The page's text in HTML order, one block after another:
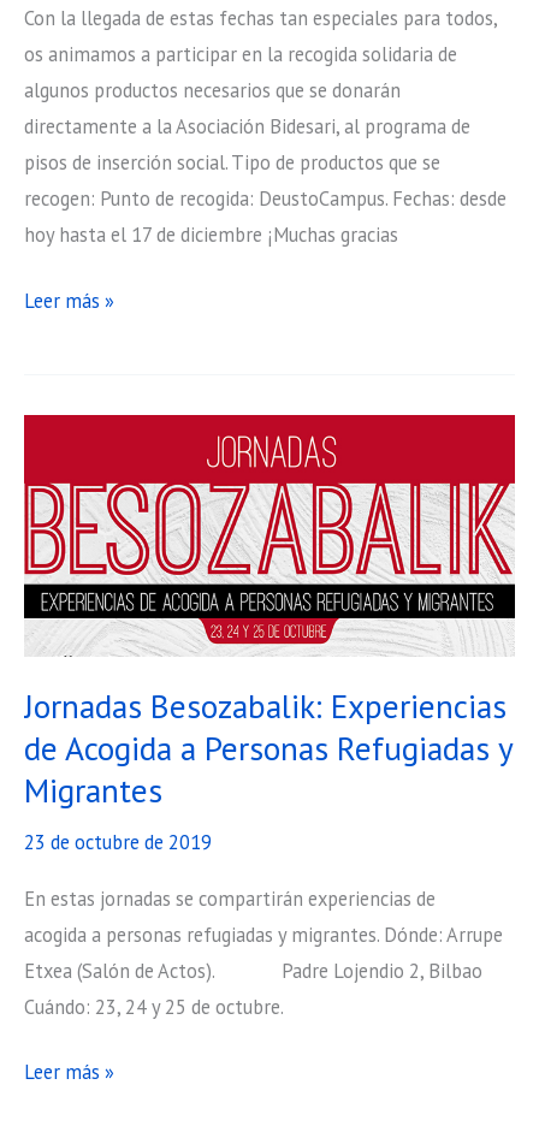
Con la llegada de estas fechas tan especiales para todos,
os animamos a participar en la recogida solidaria de
algunos productos necesarios que se donarán
directamente a la Asociación Bidesari, al programa de
pisos de inserción social. Tipo de productos que se
recogen: Punto de recogida: DeustoCampus. Fechas: desde
hoy hasta el 17 de diciembre ¡Muchas gracias
Colabora
Navidad
con
productos
básicos
para
pisos
de
inserción
social
Leer más »
Jornadas Besozabalik: Experiencias
de Acogida a Personas Refugiadas y
Migrantes
23 de octubre de 2019
En estas jornadas se compartirán experiencias de
acogida a personas refugiadas y migrantes. Dónde: Arrupe
Etxea (Salón de Actos). Padre Lojendio 2, Bilbao
Cuándo: 23, 24 y 25 de octubre.
Jornadas
Leer más »